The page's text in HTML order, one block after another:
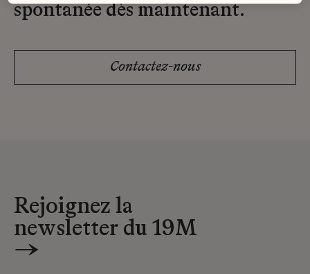
spontanée dès maintenant.
Contactez-nous
Rejoignez la
newsletter du 19M
→